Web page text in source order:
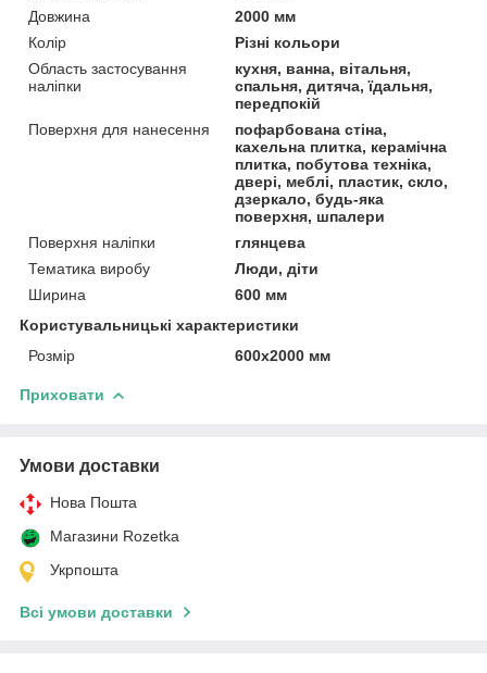
Довжина
2000 мм
Колір
Різні кольори
Область застосування
наліпки
кухня, ванна, вітальня,
спальня, дитяча, їдальня,
передпокій
Поверхня для нанесення
пофарбована стіна,
кахельна плитка, керамічна
плитка, побутова техніка,
двері, меблі, пластик, скло,
дзеркало, будь-яка
поверхня, шпалери
Поверхня наліпки
глянцева
Тематика виробу
Люди, діти
Ширина
600 мм
Користувальницькі характеристики
Розмір
600х2000 мм
Приховати
Умови доставки
Нова Пошта
Магазини Rozetka
Укрпошта
Всі умови доставки